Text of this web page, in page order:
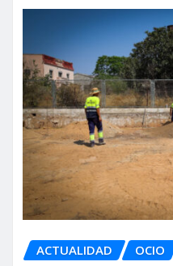
ACTUALIDAD OCIO